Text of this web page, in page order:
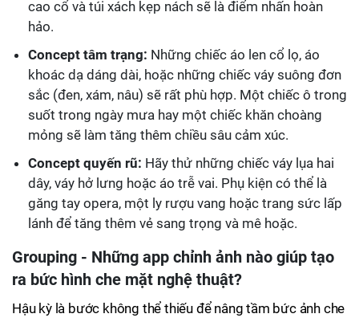
cao cổ và túi xách kẹp nách sẽ là điểm nhấn hoàn
hảo.
Concept tâm trạng: Những chiếc áo len cổ lọ, áo
khoác dạ dáng dài, hoặc những chiếc váy suông đơn
sắc (đen, xám, nâu) sẽ rất phù hợp. Một chiếc ô trong
suốt trong ngày mưa hay một chiếc khăn choàng
mỏng sẽ làm tăng thêm chiều sâu cảm xúc.
Concept quyến rũ: Hãy thử những chiếc váy lụa hai
dây, váy hở lưng hoặc áo trễ vai. Phụ kiện có thể là
găng tay opera, một ly rượu vang hoặc trang sức lấp
lánh để tăng thêm vẻ sang trọng và mê hoặc.
Grouping - Những app chỉnh ảnh nào giúp tạo
ra bức hình che mặt nghệ thuật?
Hậu kỳ là bước không thể thiếu để nâng tầm bức ảnh che